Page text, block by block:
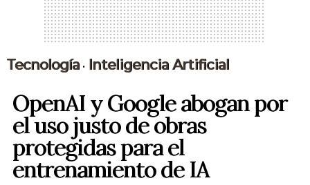
Tecnología• Inteligencia Artificial
OpenAI y Google abogan por
el uso justo de obras
protegidas para el
entrenamiento de IA